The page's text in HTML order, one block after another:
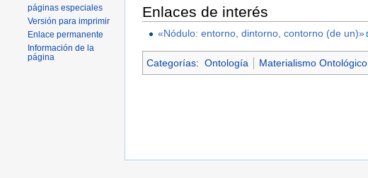
Enlaces de interés
«Nódulo: entorno, dintorno, contorno (de un)»
Categorías: Ontología Materialismo Ontológico
páginas especiales
Versión para imprimir
Enlace permanente
Información de la
página